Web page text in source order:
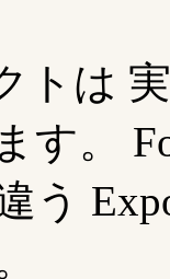
トは
す。
う